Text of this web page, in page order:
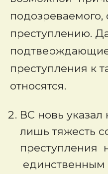
преступлению.
преступления к
относятся.
ВС новь указал
лишь тяжесть
преступления
единственным